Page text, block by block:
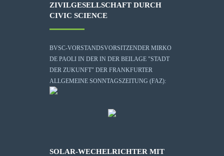
ZIVILGESELLSCHAFT DURCH
CIVIC SCIENCE
BVSC-VORSTANDSVORSITZENDER MIRKO
DE PAOLI IN DER IN DER BEILAGE "STADT
DER ZUKUNFT" DER FRANKFURTER
ALLGEMEINE SONNTAGSZEITUNG (FAZ):
SOLAR-WECHELRICHTER MIT